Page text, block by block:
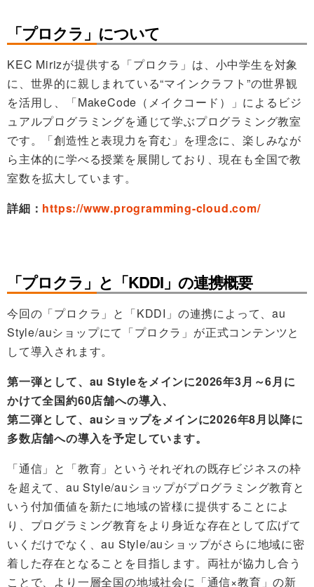
「プロクラ」について
KEC Mirizが提供する「プロクラ」は、小中学生を対象
に、世界的に親しまれている“マインクラフト”の世界観
を活用し、「MakeCode（メイクコード）」によるビジ
ュアルプログラミングを通じて学ぶプログラミング教室
です。「創造性と表現力を育む」を理念に、楽しみなが
ら主体的に学べる授業を展開しており、現在も全国で教
室数を拡大しています。
詳細： https://www.programming-cloud.com/
「プロクラ」と「KDDI」の連携概要
今回の「プロクラ」と「KDDI」の連携によって、au
Style/auショップにて「プロクラ」が正式コンテンツと
して導入されます。
第一弾として、au Styleをメインに2026年3月～6月に
かけて全国約60店舗への導入、
第二弾として、auショップをメインに2026年8月以降に
多数店舗への導入を予定しています。
「通信」と「教育」というそれぞれの既存ビジネスの枠
を超えて、au Style/auショップがプログラミング教育と
いう付加価値を新たに地域の皆様に提供することによ
り、プログラミング教育をより身近な存在として広げて
いくだけでなく、au Style/auショップがさらに地域に密
着した存在となることを目指します。両社が協力し合う
ことで、より一層全国の地域社会に「通信×教育」の新